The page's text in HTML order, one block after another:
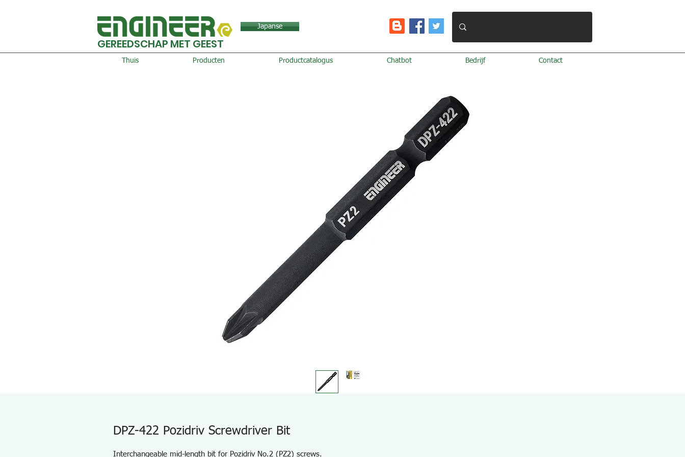
Japanse
GEREEDSCHAP MET GEEST
Thuis Producten Productcatalogus Chatbot Bedrijf Contact
DPZ-422 Pozidriv Screwdriver Bit
Interchangeable mid-length bit for Pozidriv No.2 (PZ2) screws.